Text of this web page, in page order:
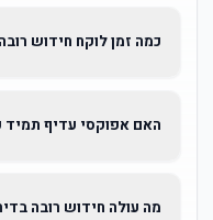
כמה זמן לוקח חידוש
האם אפוקסי עדיף תמיד
מה עולה חידוש רובה